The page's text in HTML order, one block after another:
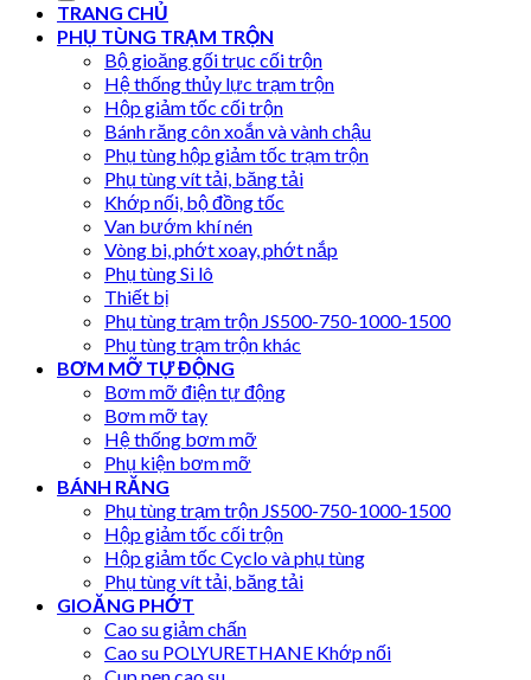
TRANG CHỦ
PHỤ TÙNG TRẠM TRỘN
Bộ gioăng gối trục cối trộn
Hệ thống thủy lực trạm trộn
Hộp giảm tốc cối trộn
Bánh răng côn xoắn và vành chậu
Phụ tùng hộp giảm tốc trạm trộn
Phụ tùng vít tải, băng tải
Khớp nối, bộ đồng tốc
Van bướm khí nén
Vòng bi, phớt xoay, phớt nắp
Phụ tùng Si lô
Thiết bị
Phụ tùng trạm trộn JS500-750-1000-1500
Phụ tùng trạm trộn khác
BƠM MỠ TỰ ĐỘNG
Bơm mỡ điện tự động
Bơm mỡ tay
Hệ thống bơm mỡ
Phụ kiện bơm mỡ
BÁNH RĂNG
Phụ tùng trạm trộn JS500-750-1000-1500
Hộp giảm tốc cối trộn
Hộp giảm tốc Cyclo và phụ tùng
Phụ tùng vít tải, băng tải
GIOĂNG PHỚT
Cao su giảm chấn
Cao su POLYURETHANE Khớp nối